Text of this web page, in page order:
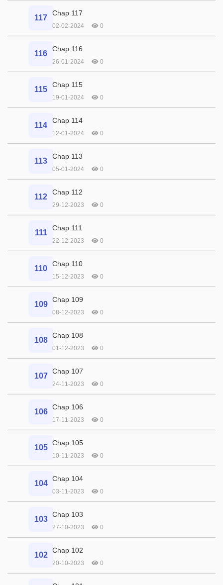
117
Chap 117
02-02-2024 0
116
Chap 116
26-01-2024 0
115
Chap 115
19-01-2024 0
114
Chap 114
12-01-2024 0
113
Chap 113
05-01-2024 0
112
Chap 112
29-12-2023 0
111
Chap 111
22-12-2023 0
110
Chap 110
15-12-2023 0
109
Chap 109
08-12-2023 0
108
Chap 108
01-12-2023 0
107
Chap 107
24-11-2023 0
106
Chap 106
17-11-2023 0
105
Chap 105
10-11-2023 0
104
Chap 104
03-11-2023 0
103
Chap 103
27-10-2023 0
102
Chap 102
20-10-2023 0